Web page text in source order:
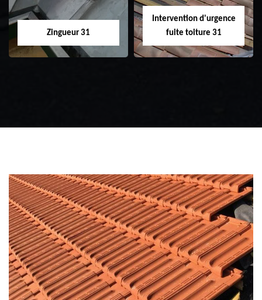
Zingueur 31
Intervention d'urgence
fuite toiture 31